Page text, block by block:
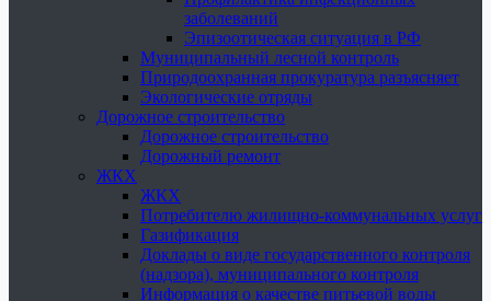
заболеваний
Эпизоотическая ситуация в РФ
Муниципальный лесной контроль
Природоохранная прокуратура разъясняет
Экологические отряды
Дорожное строительство
Дорожное строительство
Дорожный ремонт
ЖКХ
ЖКХ
Потребителю жилищно-коммунальных услуг
Газификация
Доклады о виде государственного контроля
(надзора), муниципального контроля
Информация о качестве питьевой воды